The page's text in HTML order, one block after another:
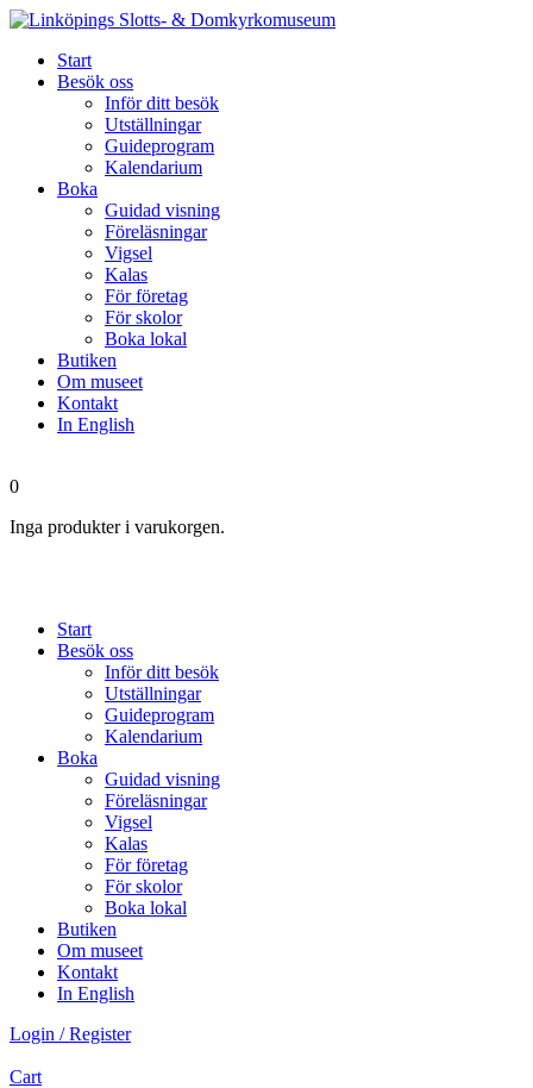
Start
Besök oss
Inför ditt besök
Utställningar
Guideprogram
Kalendarium
Boka
Guidad visning
Föreläsningar
Vigsel
Kalas
För företag
För skolor
Boka lokal
Butiken
Om museet
Kontakt
In English
0
Inga produkter i varukorgen.
Start
Besök oss
Inför ditt besök
Utställningar
Guideprogram
Kalendarium
Boka
Guidad visning
Föreläsningar
Vigsel
Kalas
För företag
För skolor
Boka lokal
Butiken
Om museet
Kontakt
In English
Login / Register
Cart